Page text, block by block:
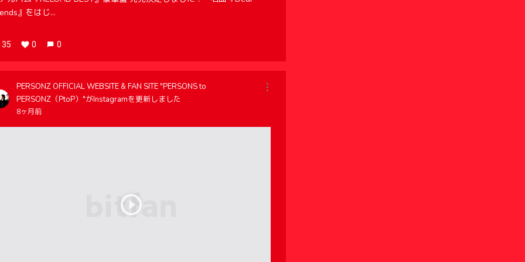
』をはじ...
35 0 0
PERSONZ OFFICIAL WEBSITE & FAN SITE "PERSONS to
PERSONZ（PtoP）"がInstagramを更新しました
8ヶ月前